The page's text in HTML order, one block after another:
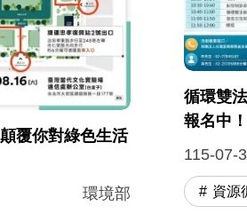
覆你對綠色生活
環境部
循環雙
報名中！
115-07-
資源